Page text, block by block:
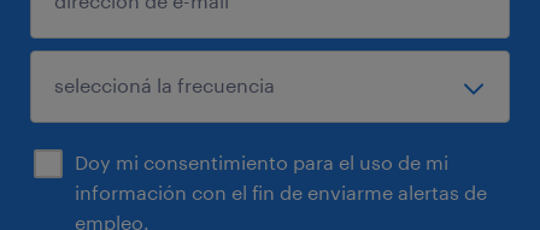
Doy mi consentimiento para el uso de mi
información con el fin de enviarme alertas de
empleo.